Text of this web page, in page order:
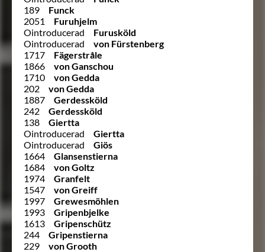
189
Funck
2051
Furuhjelm
Ointroducerad
Furusköld
Ointroducerad
von Fürstenberg
1717
Fägerstråle
1866
von Ganschou
1710
von Gedda
202
von Gedda
1887
Gerdessköld
242
Gerdessköld
138
Giertta
Ointroducerad
Giertta
Ointroducerad
Giös
1664
Glansenstierna
1684
von Goltz
1974
Granfelt
1547
von Greiff
1997
Grewesmöhlen
1993
Gripenbjelke
1613
Gripenschütz
244
Gripenstierna
229
von Grooth